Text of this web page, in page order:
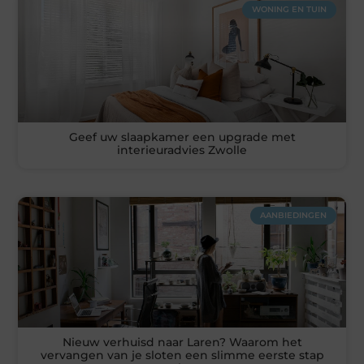
WONING EN TUIN
Geef uw slaapkamer een upgrade met
interieuradvies Zwolle
AANBIEDINGEN
Nieuw verhuisd naar Laren? Waarom het
vervangen van je sloten een slimme eerste stap